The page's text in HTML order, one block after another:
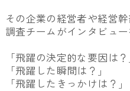
その企業の経営者や経営
調査チームがインタビュー
「飛躍の決定的な要因は？
「飛躍した瞬間は？」
「飛躍したきっかけは？」